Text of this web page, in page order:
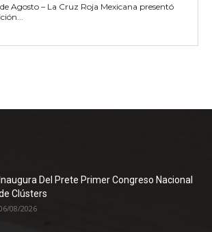
Agosto – La Cruz Roja Mexicana presentó
Inaugura Del Prete Primer Congreso Nacional
Clústers
08/2026